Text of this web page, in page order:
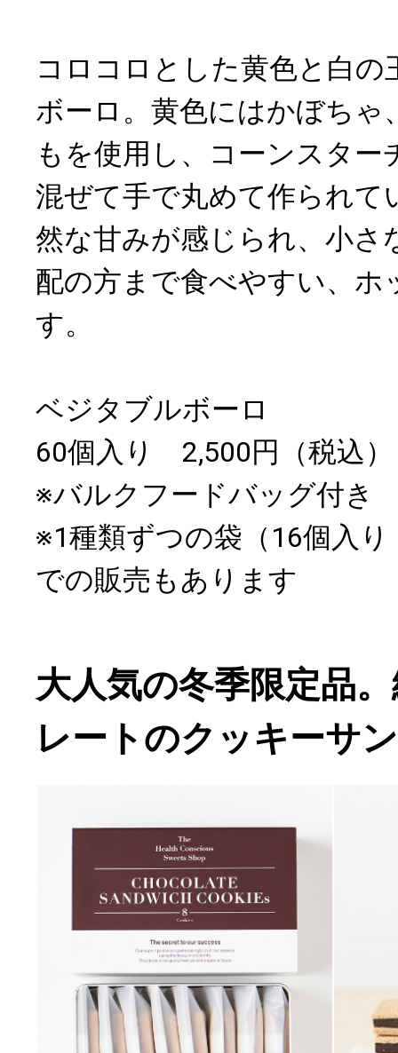
コロコロとした黄色と白
ボーロ。黄色にはかぼちゃ
もを使用し、コーンスター
混ぜて手で丸めて作られて
然な甘みが感じられ、小さ
配の方まで食べやすい、ホ
す。
ベジタブルボーロ
60個入り 2,500円（税込）
※バルクフードバッグ付き
※1種類ずつの袋（16個入
での販売もあります
大人気の冬季限定品
レートのクッキーサ